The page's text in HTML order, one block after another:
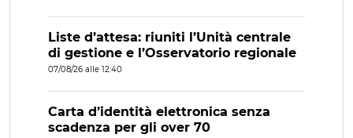
Liste d’attesa: riuniti l’Unità centrale
di gestione e l’Osservatorio regionale
07/08/26 alle 12:40
Carta d’identità elettronica senza
scadenza per gli over 70